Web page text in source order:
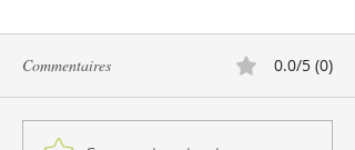
Commentaires 0.0/5 (0)